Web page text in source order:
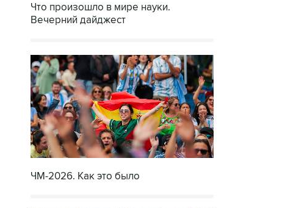
Что произошло в мире науки.
Вечерний дайджест
ЧМ-2026. Как это было